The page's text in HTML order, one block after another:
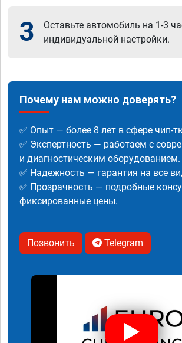
3
Оставьте автомобиль на 1-3
индивидуальной настройки.
Почему нам можно доверять?
✅ Опыт — более 8 лет в сфере чип-
✅ Экспертность — работаем с
и диагностическим оборудованием.
✅ Надежность — гарантия на все
✅ Прозрачность — подробные
фиксированные цены.
Позвонить Telegram